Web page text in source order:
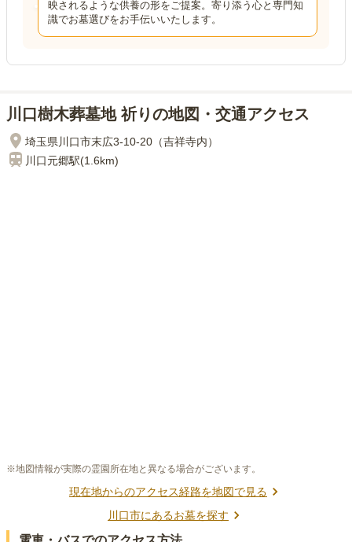
映されるような供養の形をご提案。寄り添う心と専門知
識でお墓選びをお手伝いいたします。
川口樹木葬墓地 祈りの地図・交通アクセス
埼玉県川口市末広3-10-20（吉祥寺内）
川口元郷駅(1.6km)
※地図情報が実際の霊園所在地と異なる場合がございます。
現在地からのアクセス経路を地図で見る
川口市にあるお墓を探す